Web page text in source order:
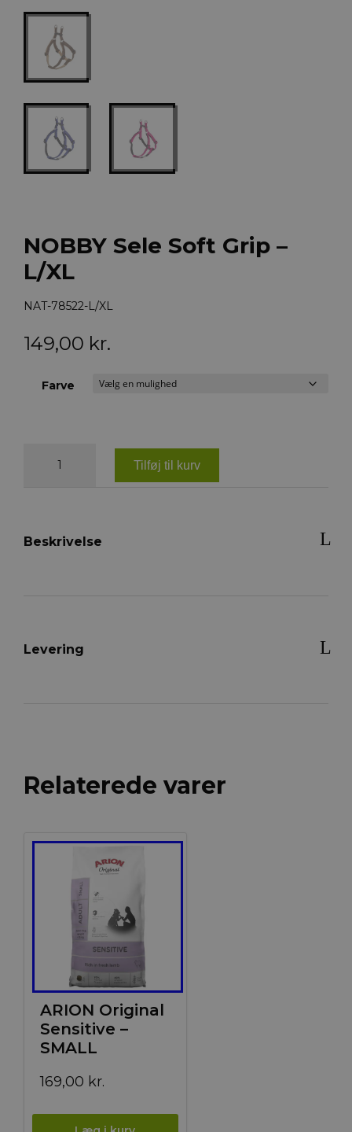
NOBBY Sele Soft Grip –
L/XL
NAT-78522-L/XL
149,00 kr.
Farve
antal
Tilføj til kurv
Beskrivelse
Levering
Relaterede varer
ARION Original
Sensitive –
SMALL
169,00 kr.